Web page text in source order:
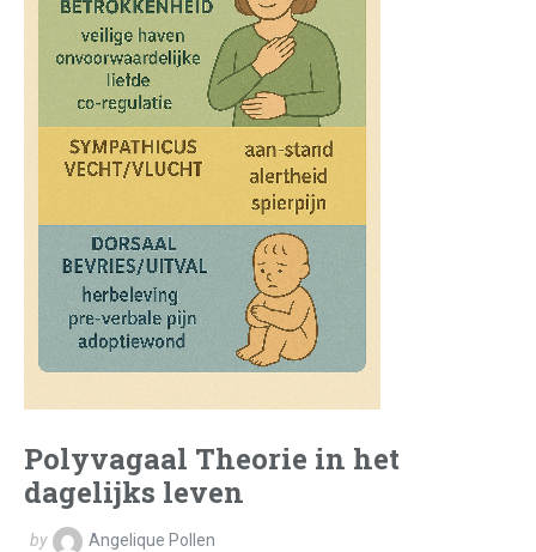
Polyvagaal Theorie in het
dagelijks leven
by
Angelique Pollen